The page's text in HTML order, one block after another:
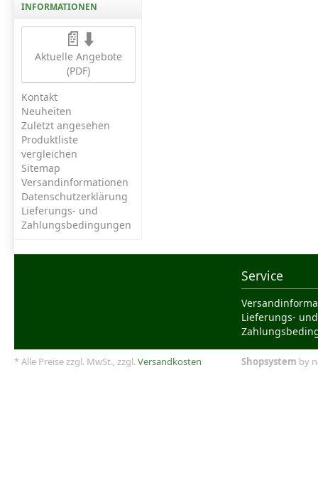
INFORMATIONEN
📄⬇️
Aktuelle Angebote
(PDF)
Kontakt
Neuheiten
Zuletzt angesehen
Produktliste
vergleichen
Sitemap
Versandinformationen
Datenschutzerklärung
Lieferungs- und
Zahlungsbedingungen
Service
Lieferungs- und
* Alle Preise zzgl. MwSt., zzgl.Versandkosten Shopsystem by